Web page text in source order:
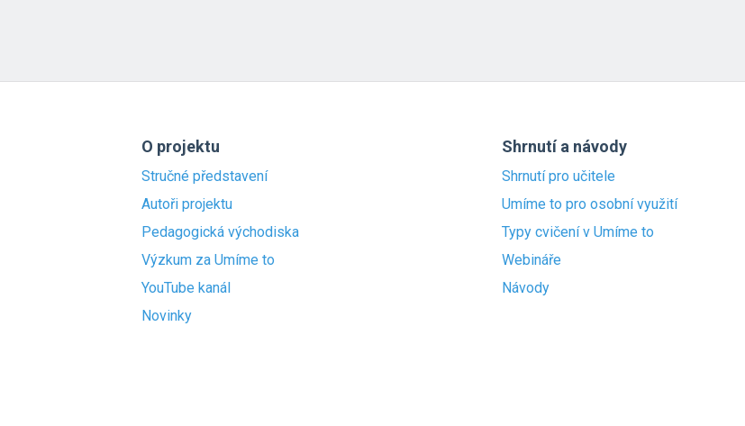
O projektu
Stručné představení
Autoři projektu
Pedagogická východiska
Výzkum za Umíme to
YouTube kanál
Novinky
Shrnutí a návody
Shrnutí pro učitele
Umíme to pro osobní využití
Typy cvičení v Umíme to
Webináře
Návody